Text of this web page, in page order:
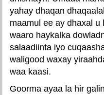
yahay dhaqan
maamul ee ay dhaxal
waaro haykalka
salaadiinta iyo
waligood waxay
waa kaasi.
Goorma ayaa la hir